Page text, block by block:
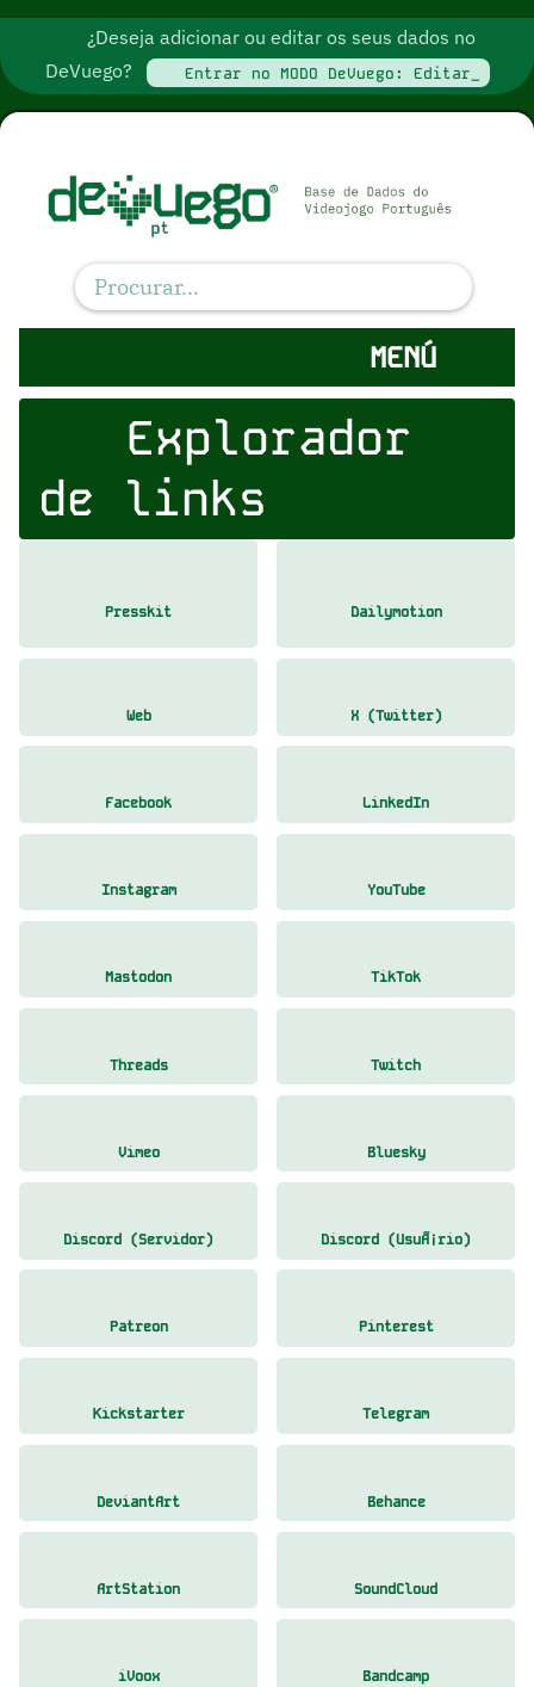
¿Deseja adicionar ou editar os seus dados no
DeVuego?
Entrar no MODO DeVuego: Editar_
MENÚ
Explorador
de links
Presskit Dailymotion
Web X (Twitter)
Facebook LinkedIn
Instagram YouTube
Mastodon TikTok
Threads Twitch
Vimeo Bluesky
Discord (Servidor) Discord (UsuÃ¡rio)
Patreon Pinterest
Kickstarter Telegram
DeviantArt Behance
ArtStation SoundCloud
iVoox Bandcamp